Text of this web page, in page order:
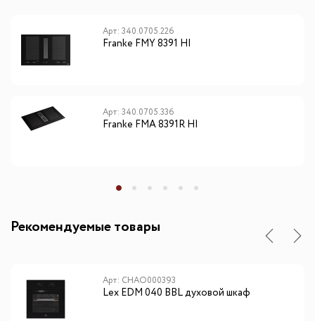
Арт: 340.0705.226
Franke FMY 8391 HI
Арт: 340.0705.336
Franke FMA 8391R HI
Рекомендуемые товары
Арт: CHAO000393
Lex EDM 040 BBL духовой шкаф